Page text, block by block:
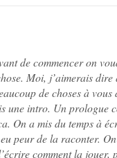
de commencer on
Moi, j’aimerais dire
de choses à vous
une intro. Un prologue
On a mis du temps à
peur de la raconter.
comment la jouer,